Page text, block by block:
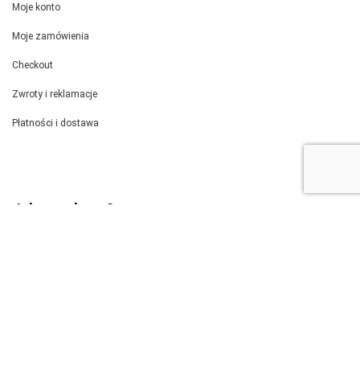
Moje konto
Moje zamówienia
Checkout
Zwroty i reklamacje
Płatności i dostawa
Jak wysyłamy?